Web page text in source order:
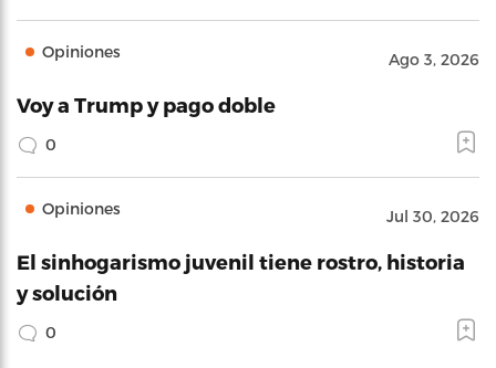
Opiniones Ago 3, 2026
Voy a Trump y pago doble
0
Opiniones Jul 30, 2026
El sinhogarismo juvenil tiene rostro, historia
y solución
0